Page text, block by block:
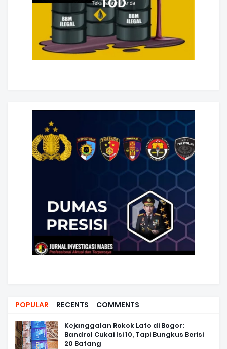
POPULAR RECENTS COMMENTS
Kejanggalan Rokok Lato di Bogor:
Bandrol Cukai Isi 10, Tapi Bungkus Berisi
20 Batang